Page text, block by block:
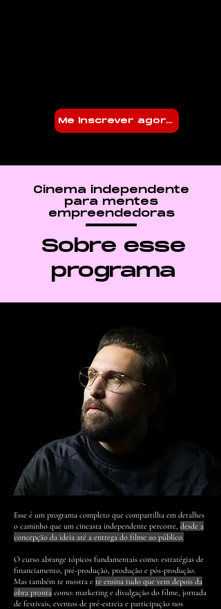
Me inscrever agora!
Cinema independente
para mentes
empreendedoras
Sobre esse
programa
Esse é um programa completo que compartilha em detalhes
o caminho que um cineasta independente percorre, desde a
concepção da ideia até a entrega do filme ao público.
O curso abrange tópicos fundamentais como: estratégias de
financiamento, pré-produção, produção e pós-produção.
Mas também te mostra e te ensina tudo que vem depois da
obra pronta como: marketing e divulgação do filme, jornada
de festivais, eventos de pré-estreia e participação nos